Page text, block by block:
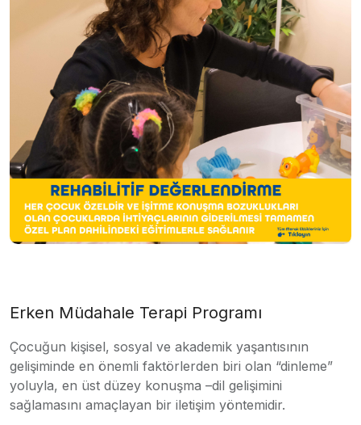
Erken Müdahale Terapi Programı
Çocuğun kişisel, sosyal ve akademik yaşantısının
gelişiminde en önemli faktörlerden biri olan “dinleme”
yoluyla, en üst düzey konuşma –dil gelişimini
sağlamasını amaçlayan bir iletişim yöntemidir.